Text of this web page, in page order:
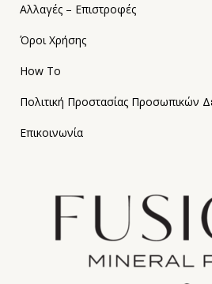
Αλλαγές – Επιστροφές
Όροι Χρήσης
How To
Πολιτική Προστασίας Προσωπικών
Επικοινωνία